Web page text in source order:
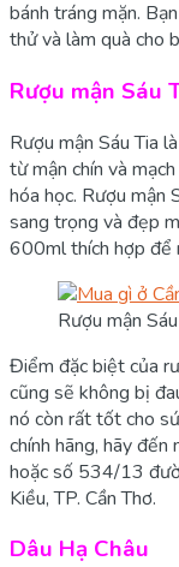
bánh tráng mặn.
thử và làm quà cho
Rượu mận Sáu
Rượu mận Sáu Tia
từ mận chín và
hóa học. Rượu mận
sang trọng và đẹp
600ml thích hợp để
Rượu mận
Điểm đặc biệt của
cũng sẽ không bị
nó còn rất tốt cho
chính hãng, hãy
hoặc số 534/13
Kiều, TP. Cần Thơ.
Dâu Hạ Châu